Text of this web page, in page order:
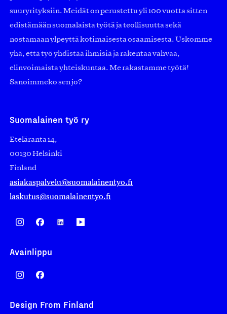
suuryrityksiin. Meidät on perustettu yli 100 vuotta sitten
edistämään suomalaista työtä ja teollisuutta sekä
nostamaan ylpeyttä kotimaisesta osaamisesta. Uskomme
yhä, että työ yhdistää ihmisiä ja rakentaa vahvaa,
elinvoimaista yhteiskuntaa. Me rakastamme työtä!
Sanoimmeko sen jo?
Suomalainen työ ry
Eteläranta 14,
00130 Helsinki
Finland
asiakaspalvelu@suomalainentyo.fi
laskutus@suomalainentyo.fi
Avainlippu
Design From Finland